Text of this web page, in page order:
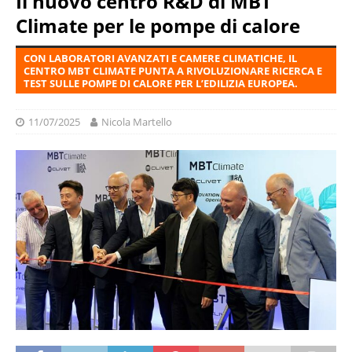
Climate per le pompe di calore
CON LABORATORI AVANZATI E CAMERE CLIMATICHE, IL
CENTRO MBT CLIMATE PUNTA A RIVOLUZIONARE RICERCA E
TEST SULLE POMPE DI CALORE PER L’EDILIZIA EUROPEA.
11/07/2025 Nicola Martello